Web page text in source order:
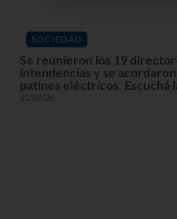
SOCIEDAD
Se reunieron los 19
intendencias y se
patines eléctricos. Escuchá
31/07/26